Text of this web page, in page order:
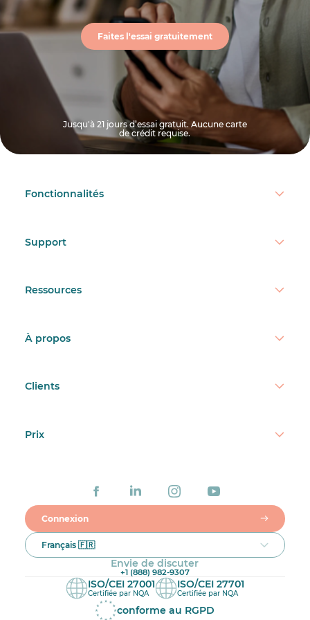
Faites l'essai gratuitement
Jusqu'à 21 jours d’essai gratuit. Aucune carte
de crédit requise.
Fonctionnalités
Support
Ressources
À propos
Clients
Prix
Connexion
Français 🇫🇷
Envie de discuter
+1 (888) 982-9307
ISO/CEI 27001
Certifiée par NQA
ISO/CEI 27701
Certifiée par NQA
conforme au RGPD